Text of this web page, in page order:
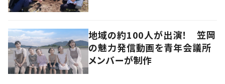
地域の約100人が出演！ 笠岡
の魅力発信動画を青年会議所
メンバーが制作